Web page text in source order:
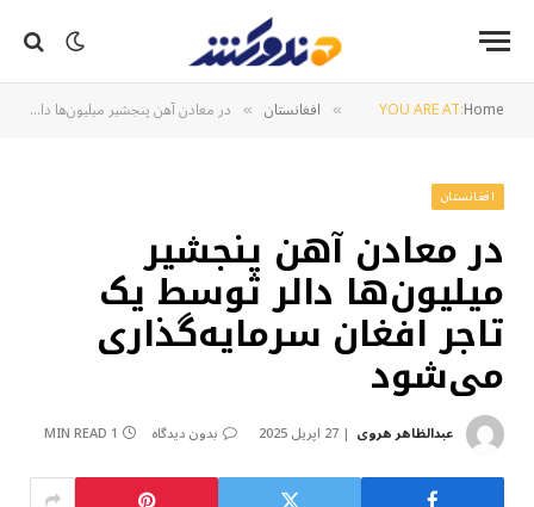
YOU ARE AT:Home
» افغانستان » در معادن آهن پنجشیر میلیون‌ها دالر توسط یک تاجر افغان سرمایه‌گذاری می‌شود
افغانستان
در معادن آهن پنجشیر
میلیون‌ها دالر توسط یک
تاجر افغان سرمایه‌گذاری
می‌شود
عبدالظاهر هروی 27 اپریل 2025 بدون دیدگاه 1 MIN READ